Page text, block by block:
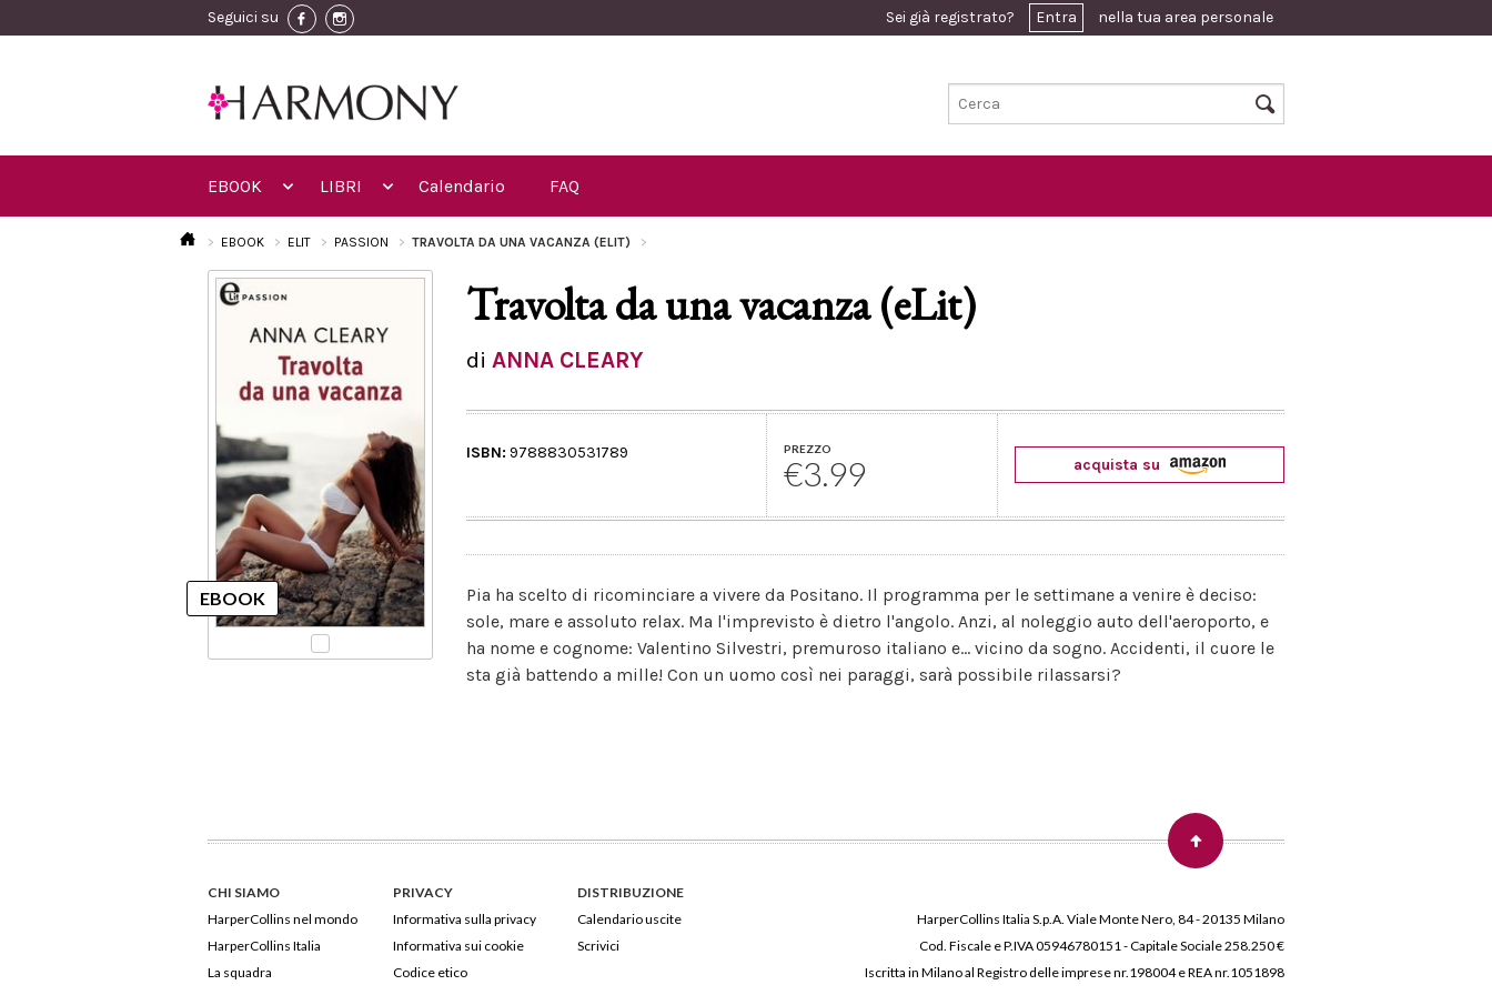
Seguici su Sei già registrato? Entra nella tua area personale
EBOOK LIBRI Calendario FAQ
EBOOK ELIT PASSION TRAVOLTA DA UNA VACANZA (ELIT)
Travolta da una vacanza (eLit)
diANNA CLEARY
ISBN: 9788830531789 PREZZO
€3.99 acquista su
Pia ha scelto di ricominciare a vivere da Positano. Il programma per le settimane a venire è deciso:
sole, mare e assoluto relax. Ma l'imprevisto è dietro l'angolo. Anzi, al noleggio auto dell'aeroporto, e
ha nome e cognome: Valentino Silvestri, premuroso italiano e... vicino da sogno. Accidenti, il cuore le
sta già battendo a mille! Con un uomo così nei paraggi, sarà possibile rilassarsi?
CHI SIAMO
HarperCollins nel mondo
HarperCollins Italia
La squadra
PRIVACY
Informativa sulla privacy
Informativa sui cookie
Codice etico
DISTRIBUZIONE
Calendario uscite
Scrivici
HarperCollins Italia S.p.A. Viale Monte Nero, 84 - 20135 Milano
Cod. Fiscale e P.IVA 05946780151 - Capitale Sociale 258.250 €
Iscritta in Milano al Registro delle imprese nr.198004 e REA nr.1051898